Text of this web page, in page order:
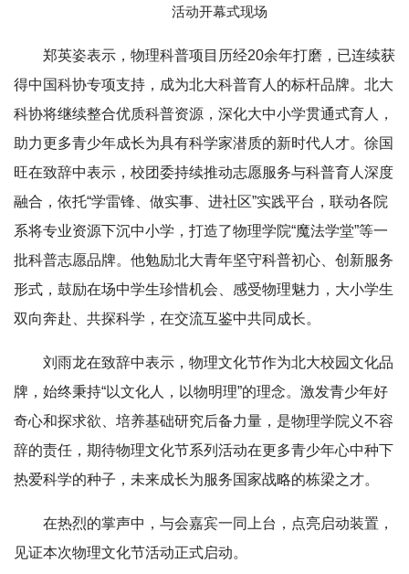
活动开幕式现场
郑英姿表示，物理科普项目历经20余年打磨，已连续获
得中国科协专项支持，成为北大科普育人的标杆品牌。北大
科协将继续整合优质科普资源，深化大中小学贯通式育人，
助力更多青少年成长为具有科学家潜质的新时代人才。徐国
旺在致辞中表示，校团委持续推动志愿服务与科普育人深度
融合，依托“学雷锋、做实事、进社区”实践平台，联动各院
系将专业资源下沉中小学，打造了物理学院“魔法学堂”等一
批科普志愿品牌。他勉励北大青年坚守科普初心、创新服务
形式，鼓励在场中学生珍惜机会、感受物理魅力，大小学生
双向奔赴、共探科学，在交流互鉴中共同成长。
刘雨龙在致辞中表示，物理文化节作为北大校园文化品
牌，始终秉持“以文化人，以物明理”的理念。激发青少年好
奇心和探求欲、培养基础研究后备力量，是物理学院义不容
辞的责任，期待物理文化节系列活动在更多青少年心中种下
热爱科学的种子，未来成长为服务国家战略的栋梁之才。
在热烈的掌声中，与会嘉宾一同上台，点亮启动装置，
见证本次物理文化节活动正式启动。